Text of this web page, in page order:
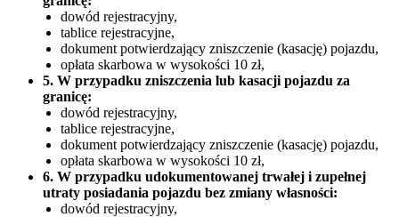
dowód rejestracyjny,
tablice rejestracyjne,
dokument potwierdzający zniszczenie (kasację) pojazdu,
opłata skarbowa w wysokości 10 zł,
5. W przypadku zniszczenia lub kasacji pojazdu za
granicę:
dowód rejestracyjny,
tablice rejestracyjne,
dokument potwierdzający zniszczenie (kasację) pojazdu,
opłata skarbowa w wysokości 10 zł,
6. W przypadku udokumentowanej trwałej i zupełnej
utraty posiadania pojazdu bez zmiany własności:
dowód rejestracyjny,